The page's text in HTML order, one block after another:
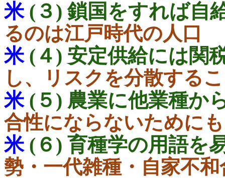
米(３) 鎖国をすれば自
るのは江戸時代の人口
米(４) 安定供給には関
し、リスクを分散する
米(５) 農業に他業種か
合性にならないためにも
米(６) 育種学の用語を
勢・一代雑種・自家不和